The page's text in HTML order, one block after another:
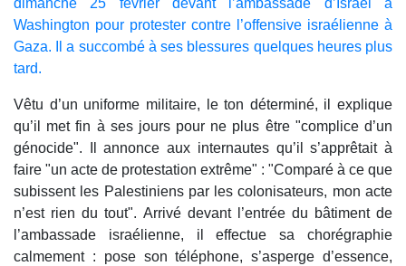
dimanche 25 février devant l’ambassade d’Israël à
Washington pour protester contre l’offensive israélienne à
Gaza. Il a succombé à ses blessures quelques heures plus
tard.
Vêtu d’un uniforme militaire, le ton déterminé, il explique
qu’il met fin à ses jours pour ne plus être "complice d’un
génocide". Il annonce aux internautes qu’il s’apprêtait à
faire "un acte de protestation extrême" : "Comparé à ce que
subissent les Palestiniens par les colonisateurs, mon acte
n’est rien du tout". Arrivé devant l’entrée du bâtiment de
l’ambassade israélienne, il effectue sa chorégraphie
calmement : pose son téléphone, s’asperge d’essence,